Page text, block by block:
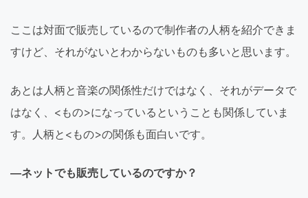
ここは対面で販売しているので制作者の人柄を紹介できま
すけど、それがないとわからないものも多いと思います。
あとは人柄と音楽の関係性だけではなく、それがデータで
はなく、<もの>になっているということも関係していま
す。人柄と<もの>の関係も面白いです。
―ネットでも販売しているのですか？